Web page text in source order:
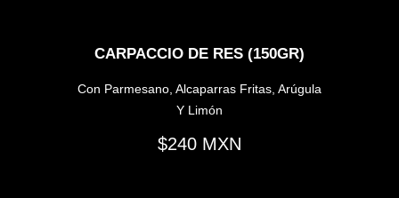
CARPACCIO DE RES (150GR)
Con Parmesano, Alcaparras Fritas, Arúgula
Y Limón
240